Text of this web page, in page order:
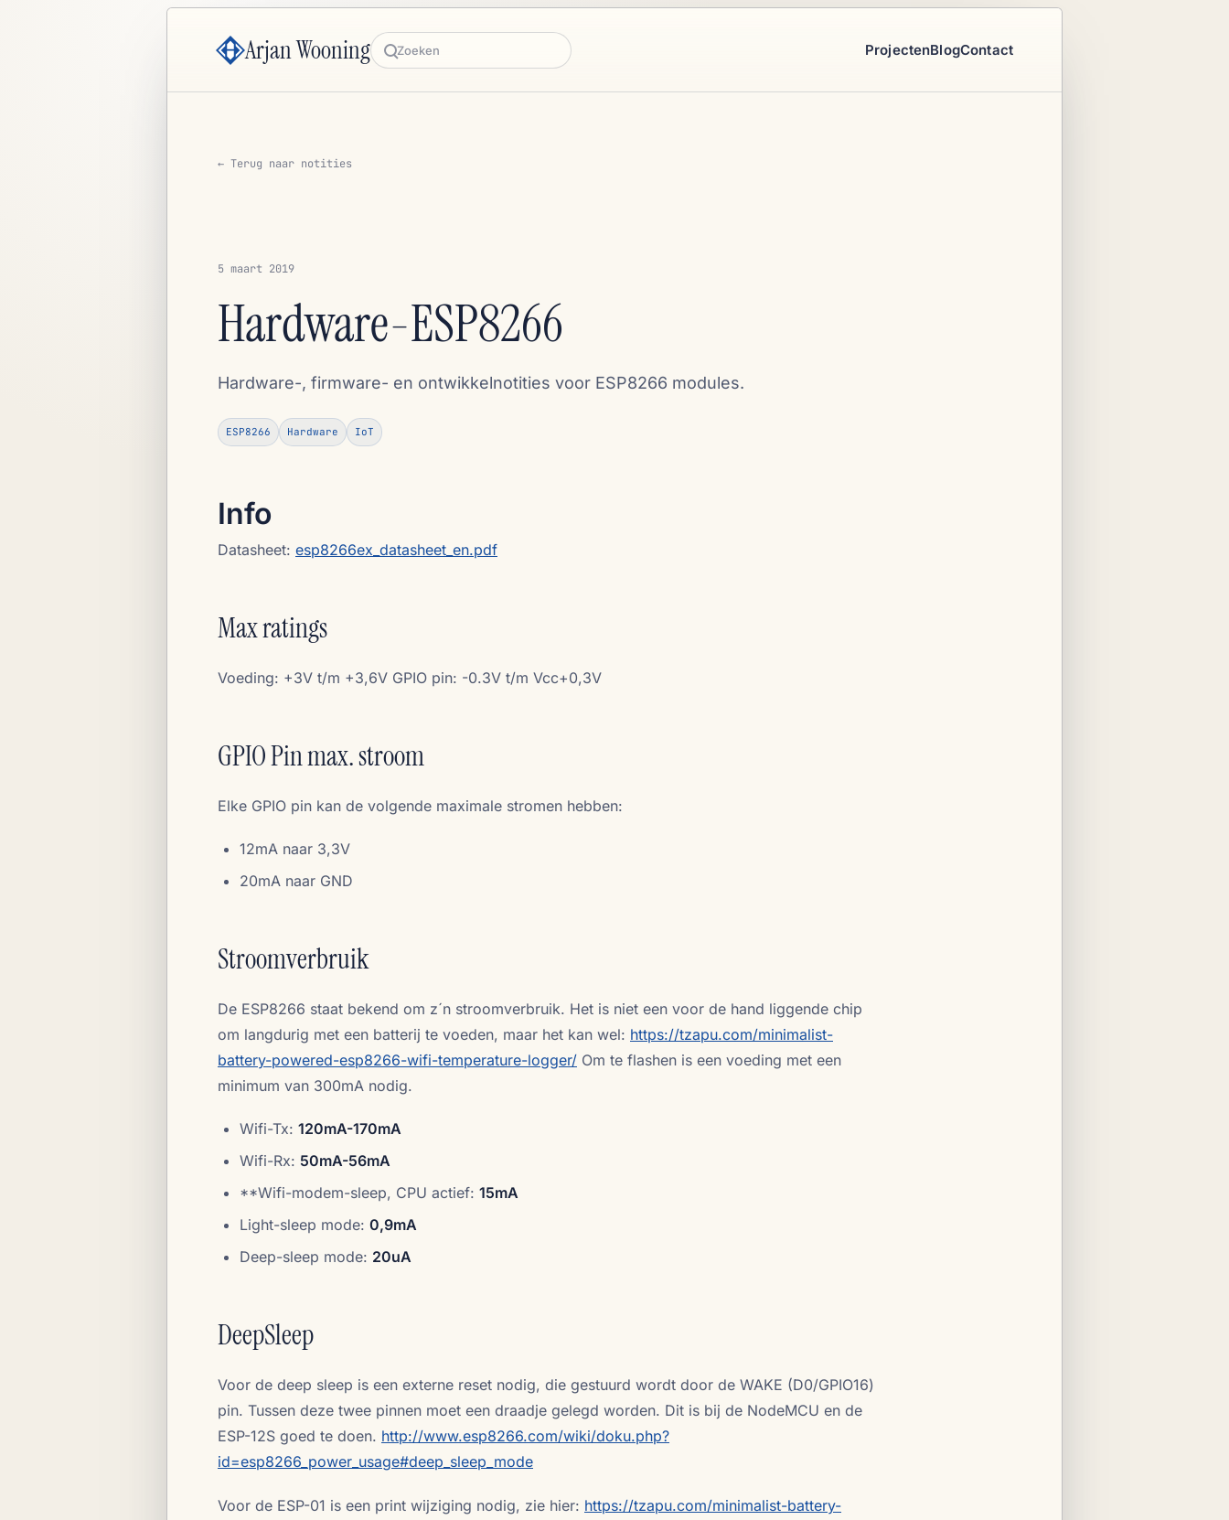
Arjan Wooning Zoeken
ProjectenBlogContact
← Terug naar notities
5 maart 2019
Hardware-ESP8266
Hardware-, firmware- en ontwikkelnotities voor ESP8266 modules.
ESP8266 Hardware IoT
Info
Datasheet: esp8266ex_datasheet_en.pdf
Max ratings
Voeding: +3V t/m +3,6V GPIO pin: -0.3V t/m Vcc+0,3V
GPIO Pin max. stroom
Elke GPIO pin kan de volgende maximale stromen hebben:
12mA naar 3,3V
20mA naar GND
Stroomverbruik
De ESP8266 staat bekend om z´n stroomverbruik. Het is niet een voor de hand liggende chip
om langdurig met een batterij te voeden, maar het kan wel: https://tzapu.com/minimalist-
battery-powered-esp8266-wifi-temperature-logger/ Om te flashen is een voeding met een
minimum van 300mA nodig.
Wifi-Tx: 120mA-170mA
Wifi-Rx: 50mA-56mA
**Wifi-modem-sleep, CPU actief: 15mA
Light-sleep mode: 0,9mA
Deep-sleep mode: 20uA
DeepSleep
Voor de deep sleep is een externe reset nodig, die gestuurd wordt door de WAKE (D0/GPIO16)
pin. Tussen deze twee pinnen moet een draadje gelegd worden. Dit is bij de NodeMCU en de
ESP-12S goed te doen. http://www.esp8266.com/wiki/doku.php?
id=esp8266_power_usage#deep_sleep_mode
Voor de ESP-01 is een print wijziging nodig, zie hier: https://tzapu.com/minimalist-battery-